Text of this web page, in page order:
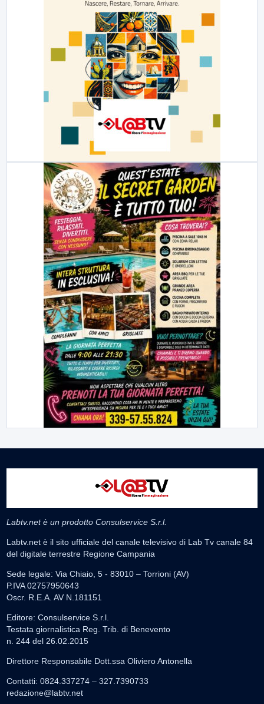
Labtv.net è un prodotto Consulservice S.r.l.
Labtv.net è il sito ufficiale del canale televisivo di Lab Tv canale 84
del digitale terrestre Regione Campania
Sede legale: Via Chiaio, 5 - 83010 – Torrioni (AV)
P.IVA 02757950643
Oscr. R.E.A. AV N.181151
Editore: Consulservice S.r.l.
Testata giornalistica Reg. Trib. di Benevento
n. 244 del 26.02.2015
Direttore Responsabile Dott.ssa Oliviero Antonella
Contatti: 0824.337274 – 327.7390733
redazione@labtv.net